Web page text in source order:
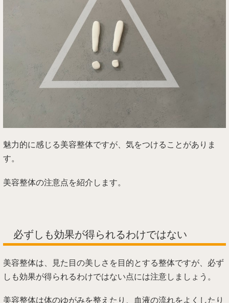
魅力的に感じる美容整体ですが、気をつけることがありま
す。
美容整体の注意点を紹介します。
必ずしも効果が得られるわけではない
美容整体は、見た目の美しさを目的とする整体ですが、必ず
しも効果が得られるわけではない点には注意しましょう。
美容整体は体のゆがみを整えたり、血液の流れをよくしたり